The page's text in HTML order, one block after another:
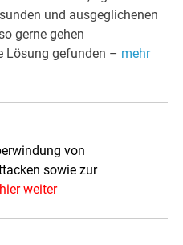
und ausgeglichenen
gerne gehen
Lösung gefunden – mehr
von
sowie zur
hier weiter